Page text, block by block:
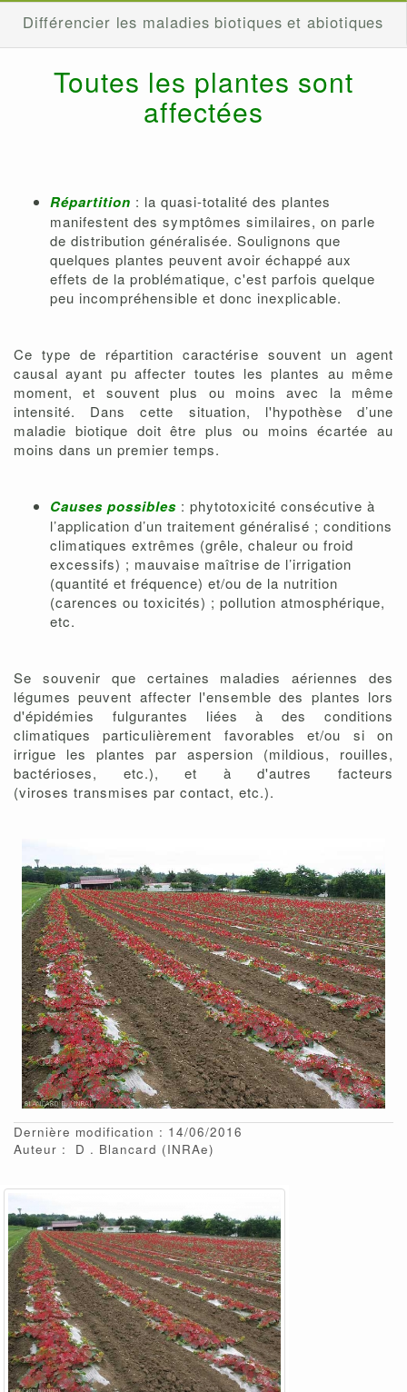
Différencier les maladies biotiques et abiotiques
Toutes les plantes sont
affectées
Répartition : la quasi-totalité des plantes
manifestent des symptômes similaires, on parle
de distribution généralisée. Soulignons que
quelques plantes peuvent avoir échappé aux
effets de la problématique, c'est parfois quelque
peu incompréhensible et donc inexplicable.
Ce type de répartition caractérise souvent un agent
causal ayant pu affecter toutes les plantes au même
moment, et souvent plus ou moins avec la même
intensité. Dans cette situation, l'hypothèse d’une
maladie biotique doit être plus ou moins écartée au
moins dans un premier temps.
Causes possibles : phytotoxicité consécutive à
l’application d’un traitement généralisé ; conditions
climatiques extrêmes (grêle, chaleur ou froid
excessifs) ; mauvaise maîtrise de l’irrigation
(quantité et fréquence) et/ou de la nutrition
(carences ou toxicités) ; pollution atmosphérique,
etc.
Se souvenir que certaines maladies aériennes des
légumes peuvent affecter l'ensemble des plantes lors
d'épidémies fulgurantes liées à des conditions
climatiques particulièrement favorables et/ou si on
irrigue les plantes par aspersion (mildious, rouilles,
bactérioses, etc.), et à d'autres facteurs
(viroses transmises par contact, etc.).
Dernière modification : 14/06/2016
Auteur :
D Blancard (INRAe)